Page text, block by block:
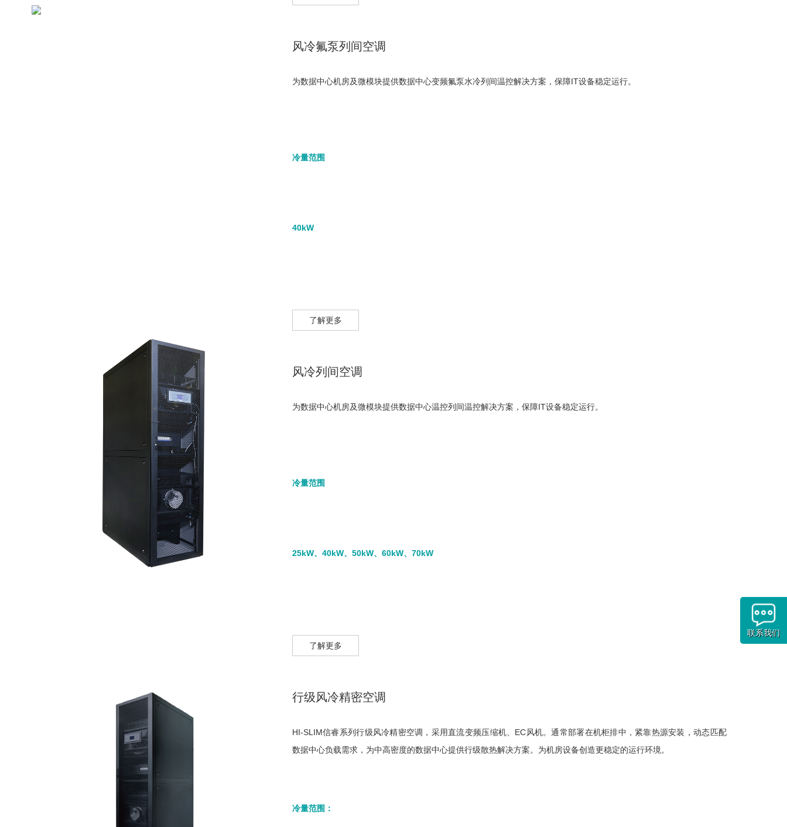
风冷氟泵列间空调
为数据中心机房及微模块提供数据中心变频氟泵水冷列间温控解决方案，保障IT设备稳定运行。
冷量范围
40kW
了解更多
风冷列间空调
为数据中心机房及微模块提供数据中心温控列间温控解决方案，保障IT设备稳定运行。
冷量范围
25kW、40kW、50kW、60kW、70kW
了解更多
行级风冷精密空调
HI-SLIM信睿系列行级风冷精密空调，采用直流变频压缩机、EC风机。通常部署在机柜排中，紧靠热源安装，动态匹配
数据中心负载需求，为中高密度的数据中心提供行级散热解决方案。为机房设备创造更稳定的运行环境。
冷量范围：
联系我们